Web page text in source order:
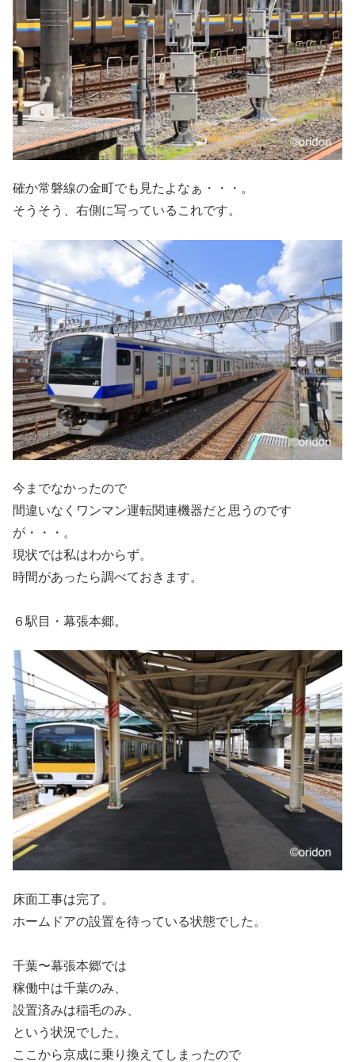
確か常磐線の金町でも見たよなぁ・・・。
そうそう、右側に写っているこれです。
今までなかったので
間違いなくワンマン運転関連機器だと思うのです
が・・・。
現状では私はわからず。
時間があったら調べておきます。
６駅目・幕張本郷。
床面工事は完了。
ホームドアの設置を待っている状態でした。
千葉〜幕張本郷では
稼働中は千葉のみ、
設置済みは稲毛のみ、
という状況でした。
ここから京成に乗り換えてしまったので